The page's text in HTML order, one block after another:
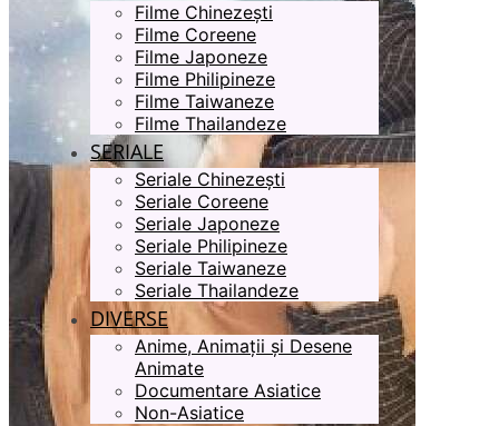
Filme Chinezești
Filme Coreene
Filme Japoneze
Filme Philipineze
Filme Taiwaneze
Filme Thailandeze
SERIALE
Seriale Chinezești
Seriale Coreene
Seriale Japoneze
Seriale Philipineze
Seriale Taiwaneze
Seriale Thailandeze
DIVERSE
Anime, Animații și Desene
Animate
Documentare Asiatice
Non-Asiatice